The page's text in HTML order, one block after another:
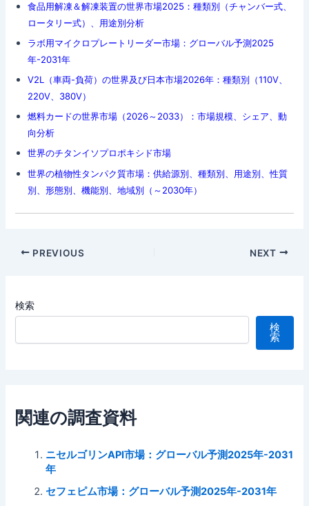
食品用解凍＆解凍装置の世界市場2025：種類別（チャンバー式、
ロータリー式）、用途別分析
ラボ用マイクロプレートリーダー市場：グローバル予測2025
年-2031年
V2L（車両-負荷）の世界及び日本市場2026年：種類別（110V、
220V、380V）
燃料カードの世界市場（2026～2033）：市場規模、シェア、動
向分析
世界のチタンイソプロポキシド市場
世界の植物性タンパク質市場：供給源別、種類別、用途別、性質
別、形態別、機能別、地域別（～2030年）
Post
PREVIOUS NEXT
検索
検
索
関連の調査資料
ニセルゴリンAPI市場：グローバル予測2025年-2031
年
セフェピム市場：グローバル予測2025年-2031年